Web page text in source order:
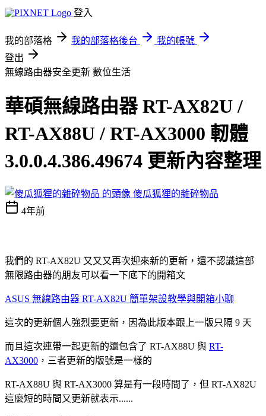
登入
我的部落格 我的部落格後台
我的帳號
登出
無線路由器安全更新 數位生活
華碩無線路由器 RT-AX82U /
RT-AX88U / RT-AX3000 軔體
3.0.0.4.386.49674 更新內容整理
傻瓜狐狸的雜碎物品
4年前
我們的 RT-AX82U 又又又再次迎來新的更新，還不認識這部
無限路由器的朋友可以看一下底下的開箱文
ASUS 無線路由器 RT-AX82U 簡單架設教學與開箱小聊
這次的更新個人強烈要更新，因為此版本跟上一版只隔 9 天
而且這次連帶一起更新的還包含了 RT-AX88U 與 RT-
AX3000 ，三者更新的版號是一樣的
RT-AX88U 與 RT-AX3000 算是有一段時間了，但 RT-AX82U
這麼短的時間又更新就表示......